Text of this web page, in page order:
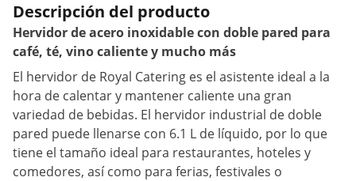
Descripción del producto
Hervidor de acero inoxidable con doble pared para
café, té, vino caliente y mucho más
El hervidor de Royal Catering es el asistente ideal a la
hora de calentar y mantener caliente una gran
variedad de bebidas. El hervidor industrial de doble
pared puede llenarse con 6.1 L de líquido, por lo que
tiene el tamaño ideal para restaurantes, hoteles y
comedores, así como para ferias, festivales o